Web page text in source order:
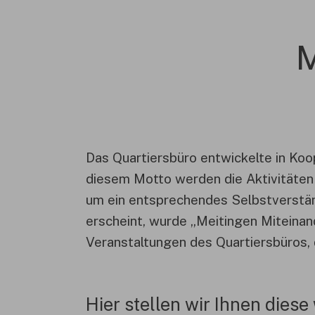
Das Quartiersbüro entwickelte in
diesem Motto werden die
um ein entsprechendes
erscheint, wurde „Meitingen
Veranstaltungen des
Hier stellen wir Ihnen